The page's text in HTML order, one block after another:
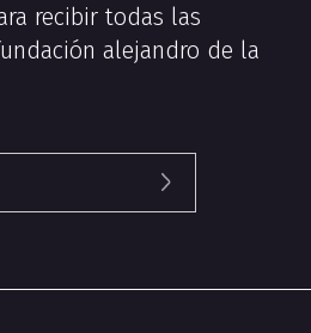
recibir todas las
alejandro de la